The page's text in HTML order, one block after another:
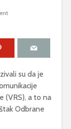
su da je
(VRS), a to na
Odbrane